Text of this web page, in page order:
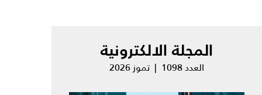
المجلة الالكترونية
العدد 1098 | تموز 2026